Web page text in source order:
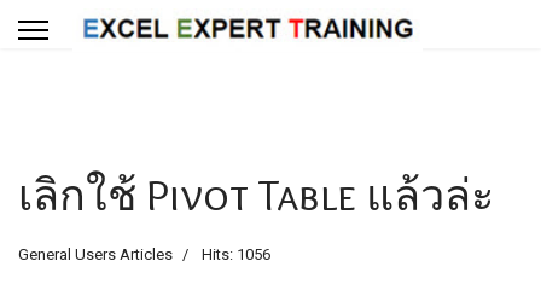
เลิกใช้ Pivot Table แล้วล่ะ
General Users Articles Hits: 1056